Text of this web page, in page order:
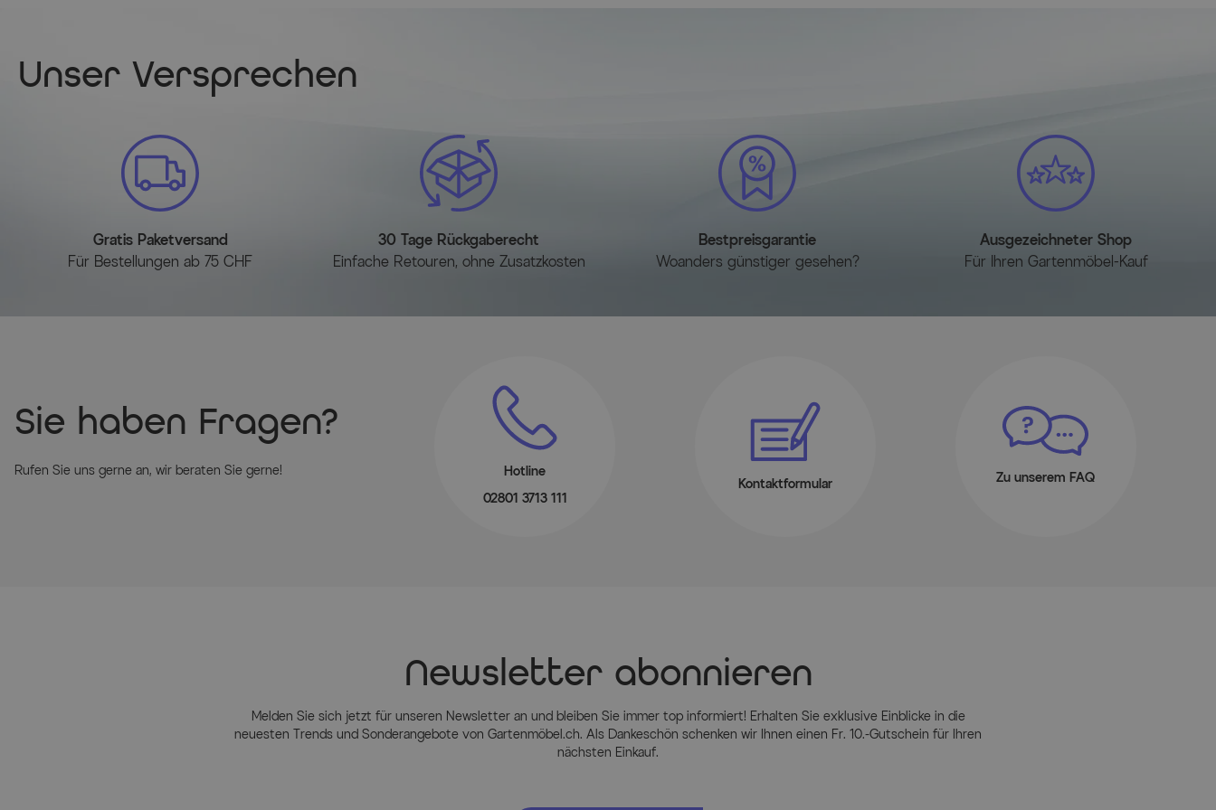
Nichtgebrauch.
Unser Versprechen
Gratis Paketversand
Für Bestellungen ab 75 CHF
30 Tage Rückgaberecht
Einfache Retouren, ohne Zusatzkosten
Bestpreisgarantie
Woanders günstiger gesehen?
Ausgezeichneter Shop
Für Ihren Gartenmöbel-Kauf
Sie haben Fragen?
Rufen Sie uns gerne an, wir beraten Sie gerne!
Hotline
02801 3713 111
Kontaktformular Zu unserem FAQ
Newsletter abonnieren
Melden Sie sich jetzt für unseren Newsletter an und bleiben Sie immer top informiert! Erhalten Sie exklusive Einblicke in die
neuesten Trends und Sonderangebote von Gartenmöbel.ch. Als Dankeschön schenken wir Ihnen einen Fr. 10.-Gutschein für Ihren
nächsten Einkauf.